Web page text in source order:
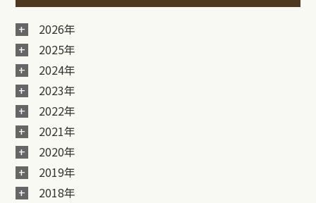
2026年
2025年
2024年
2023年
2022年
2021年
2020年
2019年
2018年